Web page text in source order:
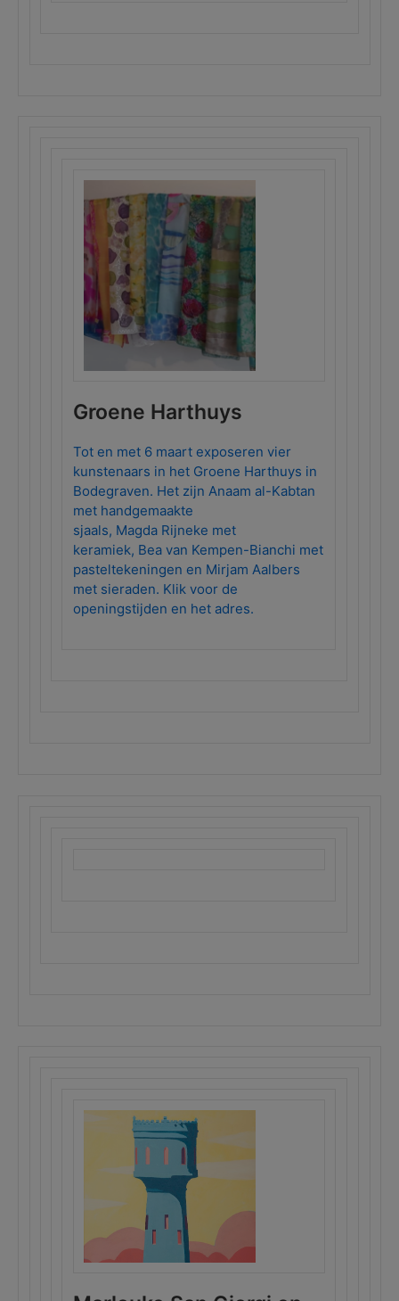
Groene Harthuys
Tot en met 6 maart exposeren vier
kunstenaars in het Groene Harthuys in
Bodegraven. Het zijn Anaam al-Kabtan
met handgemaakte
sjaals, Magda Rijneke met
keramiek, Bea van Kempen-Bianchi met
pasteltekeningen en Mirjam Aalbers
met sieraden. Klik voor de
openingstijden en het adres.